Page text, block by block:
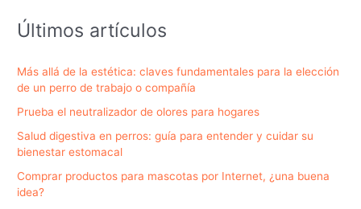
Últimos artículos
Más allá de la estética: claves fundamentales para la elección
de un perro de trabajo o compañía
Prueba el neutralizador de olores para hogares
Salud digestiva en perros: guía para entender y cuidar su
bienestar estomacal
Comprar productos para mascotas por Internet, ¿una buena
idea?